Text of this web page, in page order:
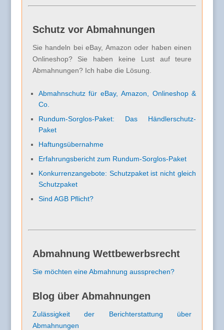
Schutz vor Abmahnungen
Sie handeln bei eBay, Amazon oder haben einen
Onlineshop? Sie haben keine Lust auf teure
Abmahnungen? Ich habe die Lösung.
Abmahnschutz für eBay, Amazon, Onlineshop &
Co.
Rundum-Sorglos-Paket: Das Händlerschutz-
Paket
Haftungsübernahme
Erfahrungsbericht zum Rundum-Sorglos-Paket
Konkurrenzangebote: Schutzpaket ist nicht gleich
Schutzpaket
Sind AGB Pflicht?
Abmahnung Wettbewerbsrecht
Sie möchten eine Abmahnung aussprechen?
Blog über Abmahnungen
Zulässigkeit der Berichterstattung über
Abmahnungen